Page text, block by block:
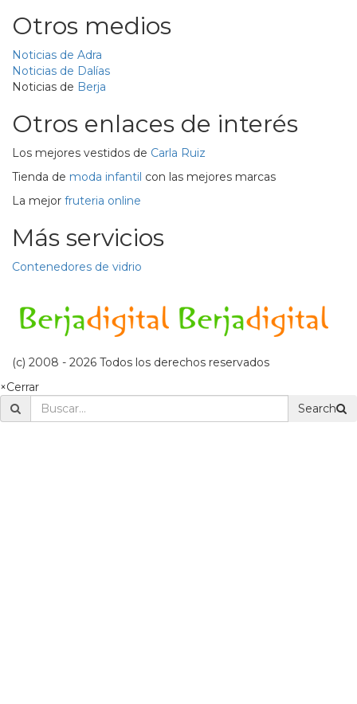
Otros medios
Noticias de Adra
Noticias de Dalías
Noticias de Berja
Otros enlaces de interés
Los mejores vestidos de Carla Ruiz
Tienda de moda infantil con las mejores marcas
La mejor fruteria online
Más servicios
Contenedores de vidrio
(c) 2008 - 2026 Todos los derechos reservados
×Cerrar
Search